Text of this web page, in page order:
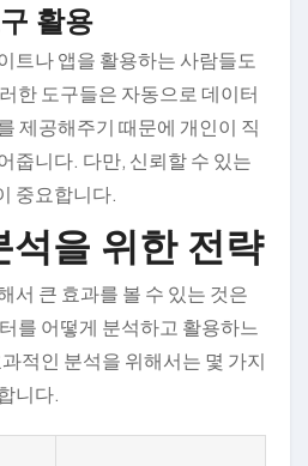
활용
트나 앱을 활용하는 사람들도
한 도구들은 자동으로 데이터
제공해주기 때문에 개인이 직
줍니다. 다만, 신뢰할 수 있는
중요합니다.
석을 위한 전략
서 큰 효과를 볼 수 있는 것은
를 어떻게 분석하고 활용하느
적인 분석을 위해서는 몇 가지
니다.